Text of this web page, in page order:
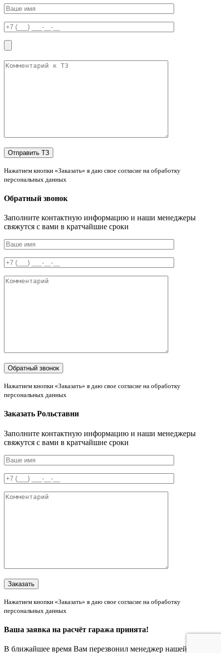
Нажатием кнопки «Заказать» я даю свое согласие на обработку
персональных данных
Обратный звонок
Заполните контактную информацию и наши менеджеры
свяжутся с вами в кратчайшие сроки
Нажатием кнопки «Заказать» я даю свое согласие на обработку
персональных данных
Заказать Рольставни
Заполните контактную информацию и наши менеджеры
свяжутся с вами в кратчайшие сроки
Нажатием кнопки «Заказать» я даю свое согласие на обработку
персональных данных
Ваша заявка на расчёт гаража принята!
В ближайшее время Вам перезвонил менеджер нашей